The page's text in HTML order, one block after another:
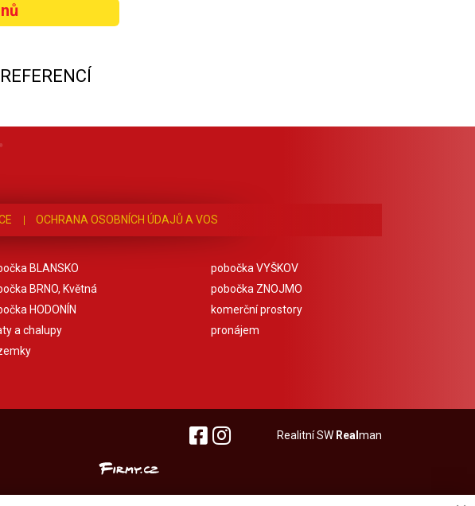
OCHRANA OSOBNÍCH ÚDAJŮ A VOS
BLANSKO
BRNO, Květná
HODONÍN
a chalupy
pobočka VYŠKOV
pobočka ZNOJMO
komerční prostory
pronájem
Realitní SW Real man